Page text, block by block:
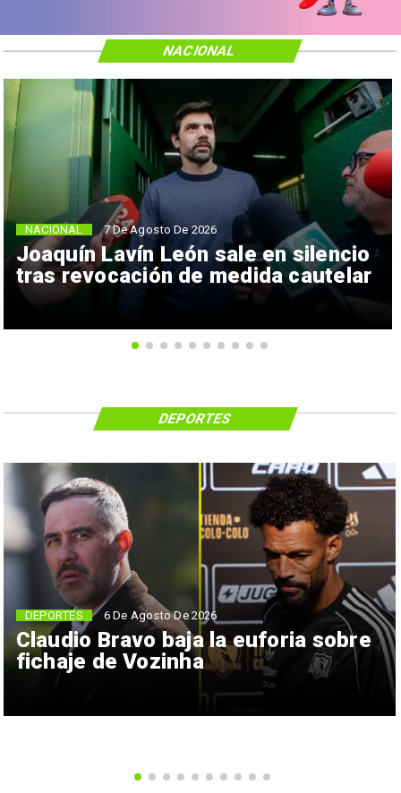
Joaquín Lavín León sale en silencio
tras revocación de medida cautelar
NACIONAL 7 De Agosto De 2026
NACIONAL
Claudio Bravo baja la euforia sobre
fichaje de Vozinha
DEPORTES 6 De Agosto De 2026
DEPORTES